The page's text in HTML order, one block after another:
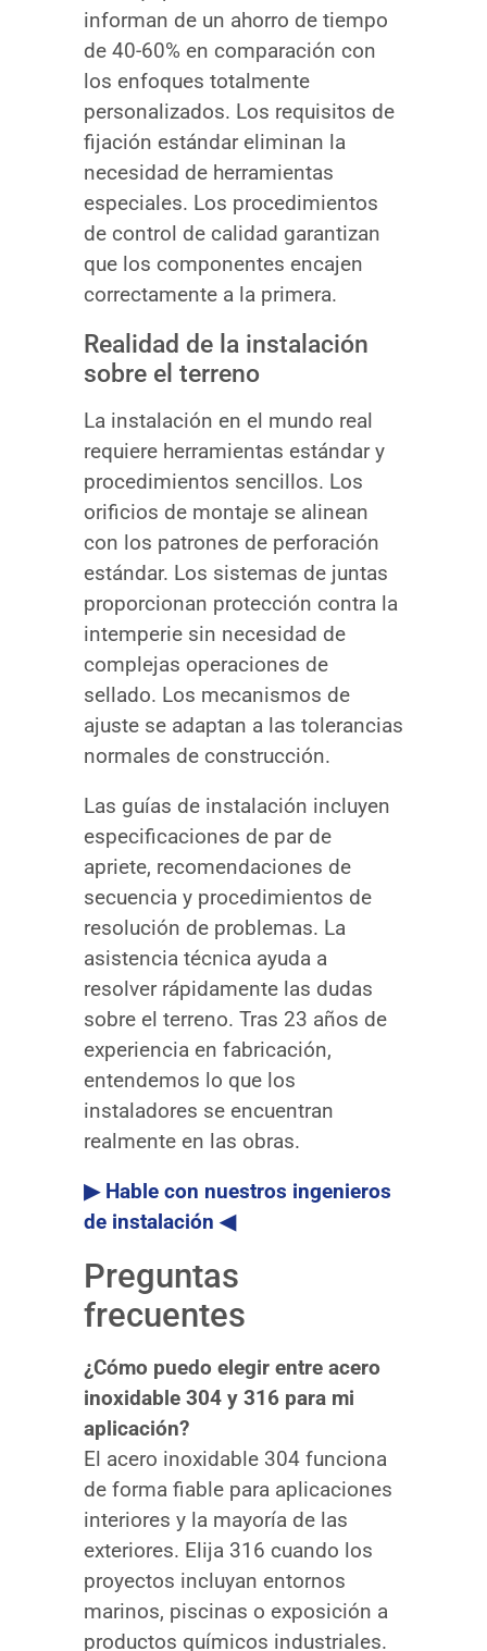
informan de un ahorro de tiempo
de 40-60% en comparación con
los enfoques totalmente
personalizados. Los requisitos de
fijación estándar eliminan la
necesidad de herramientas
especiales. Los procedimientos
de control de calidad garantizan
que los componentes encajen
correctamente a la primera.
Realidad de la instalación
sobre el terreno
La instalación en el mundo real
requiere herramientas estándar y
procedimientos sencillos. Los
orificios de montaje se alinean
con los patrones de perforación
estándar. Los sistemas de juntas
proporcionan protección contra la
intemperie sin necesidad de
complejas operaciones de
sellado. Los mecanismos de
ajuste se adaptan a las tolerancias
normales de construcción.
Las guías de instalación incluyen
especificaciones de par de
apriete, recomendaciones de
secuencia y procedimientos de
resolución de problemas. La
asistencia técnica ayuda a
resolver rápidamente las dudas
sobre el terreno. Tras 23 años de
experiencia en fabricación,
entendemos lo que los
instaladores se encuentran
realmente en las obras.
▶ Hable con nuestros ingenieros
de instalación ◀
Preguntas
frecuentes
¿Cómo puedo elegir entre acero
inoxidable 304 y 316 para mi
aplicación?
El acero inoxidable 304 funciona
de forma fiable para aplicaciones
interiores y la mayoría de las
exteriores. Elija 316 cuando los
proyectos incluyan entornos
marinos, piscinas o exposición a
productos químicos industriales.